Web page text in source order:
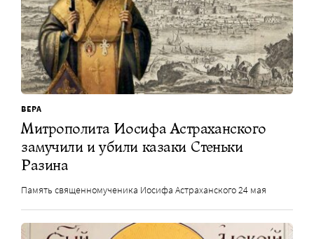
ВЕРА
Митрополита Иосифа Астраханского
замучили и убили казаки Стеньки
Разина
Память священномученика Иосифа Астраханского 24 мая